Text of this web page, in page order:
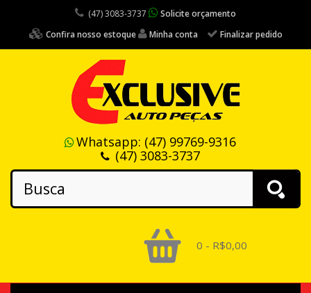
(47) 3083-3737
Solicite orçamento
Confira nosso estoque
Minha conta Finalizar pedido
Whatsapp: (47) 99769-9316
(47) 3083-3737
0 - R$0,00